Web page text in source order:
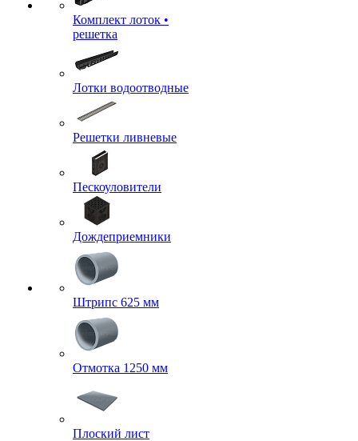
Комплект лоток •
решетка
Лотки водоотводные
Решетки ливневые
Пескоуловители
Дождеприемники
Штрипс 625 мм
Отмотка 1250 мм
Плоский лист